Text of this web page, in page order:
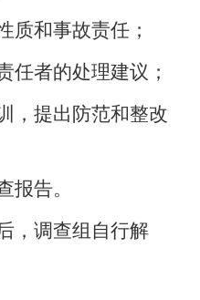
质和事故责任；
任者的处理建议；
，提出防范和整改
报告。
，调查组自行解